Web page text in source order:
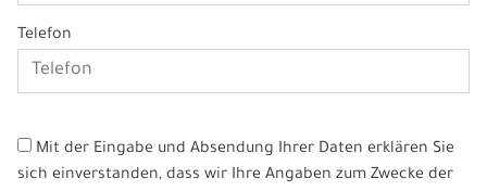
Telefon
Mit der Eingabe und Absendung Ihrer Daten erklären Sie
sich einverstanden, dass wir Ihre Angaben zum Zwecke der